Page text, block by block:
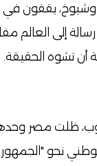
وشيوخ، يقفون
إلى العالم
أن تشوه الحقيقة.
ظلت مصر
نحو "الجمهورية